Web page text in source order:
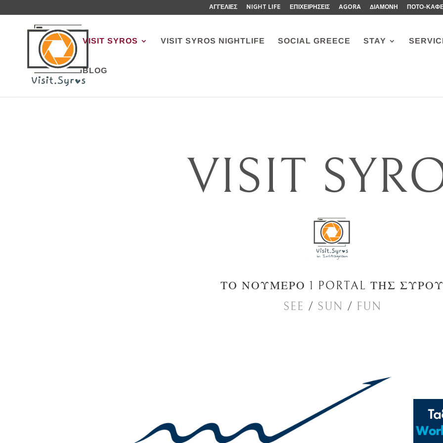
ΑΓΓΕΛΙΕΣ NIGHT LIFE ΕΠΙΧΕΙΡΗΣΕΙΣ AGORA ΔΙΑΜΟΝΗ ΠΟΤΟ-
VISIT SYROS VISIT SYROS NIGHTLIFE SOCIAL GREECE STAY
BLOG
VISIT
ΤΟ ΝΟΥΜΕΡΟ 1 PORTAL ΤΗΣ
SEE / SUN / FUN